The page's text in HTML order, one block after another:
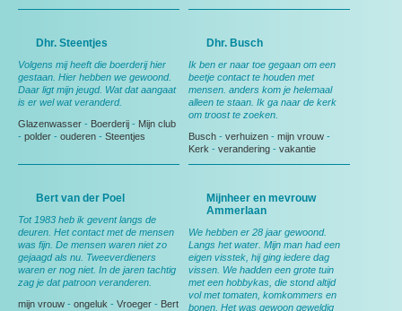
Dhr. Steentjes
Volgens mij heeft die boerderij hier
gestaan. Hier hebben we gewoond.
Daar ligt mijn jeugd. Wat dat aangaat
is er wel wat veranderd.
Glazenwasser - Boerderij - Mijn club
- polder - ouderen - Steentjes
Dhr. Busch
Ik ben er naar toe gegaan om een
beetje contact te houden met
mensen. anders kom je helemaal
alleen te staan. Ik ga naar de kerk
om troost te zoeken.
Busch - verhuizen - mijn vrouw -
Kerk - verandering - vakantie
Bert van der Poel
Tot 1983 heb ik gevent langs de
deuren. Het contact met de mensen
was fijn. De mensen waren niet zo
gejaagd als nu. Tweeverdieners
waren er nog niet. In de jaren tachtig
zag je dat patroon veranderen.
mijn vrouw - ongeluk - Vroeger - Bert
Mijnheer en mevrouw
Ammerlaan
We hebben er 28 jaar gewoond.
Langs het water. Mijn man had een
eigen visstek, hij ging iedere dag
vissen. We hadden een grote tuin
met een hobbykas, die stond altijd
vol met tomaten, komkommers en
bonen. Het was gewoon geweldig